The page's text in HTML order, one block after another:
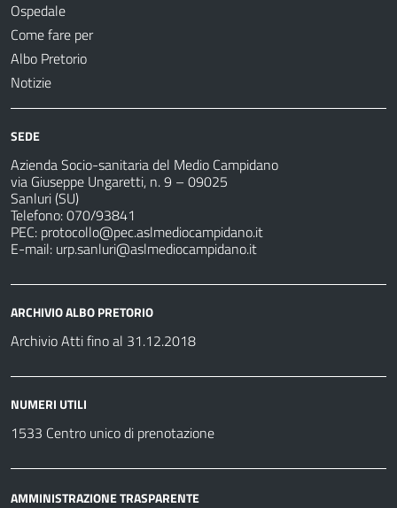
Ospedale
Come fare per
Albo Pretorio
Notizie
SEDE
Azienda Socio-sanitaria del Medio Campidano
via Giuseppe Ungaretti, n. 9 – 09025
Sanluri (SU)
Telefono: 070/93841
PEC: protocollo@pec.aslmediocampidano.it
E-mail: urp.sanluri@aslmediocampidano.it
ARCHIVIO ALBO PRETORIO
Archivio Atti fino al 31.12.2018
NUMERI UTILI
1533 Centro unico di prenotazione
AMMINISTRAZIONE TRASPARENTE